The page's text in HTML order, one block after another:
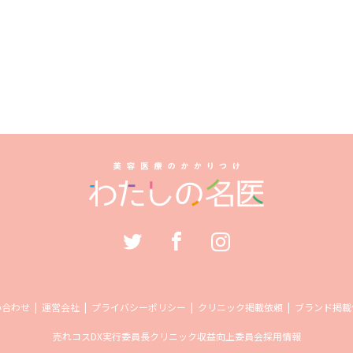
わせ 運営会社 プライバシーポリシー クリニック掲載依頼 ブランド掲
売れコスDX実行委員長クリニック収益向上委員会採用情報